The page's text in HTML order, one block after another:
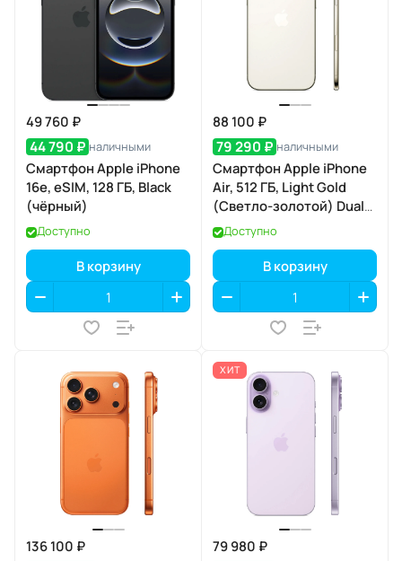
49 760 ₽
44 790 ₽ наличными
Смартфон Apple iPhone
16e, eSIM, 128 ГБ, Black
(чёрный)
Доступно
В корзину
88 100 ₽
79 290 ₽ наличными
Смартфон Apple iPhone
Air, 512 ГБ, Light Gold
(Светло-золотой) Dual
eSIM
Доступно
В корзину
136 100 ₽
ХИТ
79 980 ₽